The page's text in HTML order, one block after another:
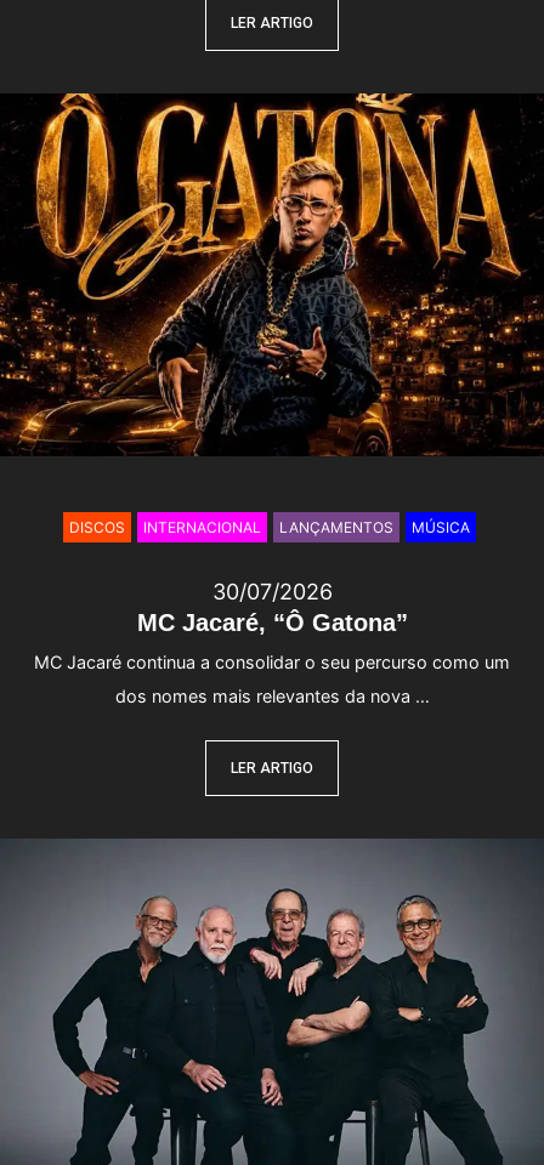
LER ARTIGO
MC Jacaré, “Ô Gatona”
30/07/2026
MC Jacaré continua a consolidar o seu percurso como um
dos nomes mais relevantes da nova …
LER ARTIGO
DISCOS INTERNACIONAL LANÇAMENTOS MÚSICA